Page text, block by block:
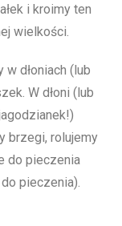
i kroimy ten
wielkości.
w dłoniach (lub
W dłoni (lub
brzegi, rolujemy
do pieczenia
pieczenia).